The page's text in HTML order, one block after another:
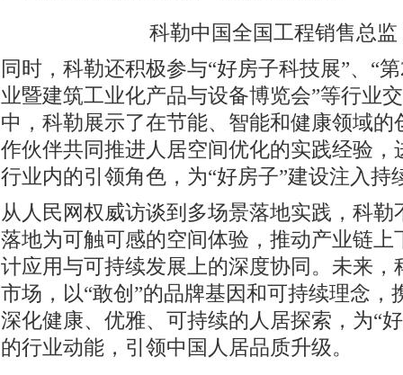
科勒中国全国工程销售总监
同时，科勒还积极参与“好房子科技展”、“
业暨建筑工业化产品与设备博览会”等行业
中，科勒展示了在节能、智能和健康领域的
作伙伴共同推进人居空间优化的实践经验，
行业内的引领角色，为“好房子”建设注入持
从人民网权威访谈到多场景落地实践，科勒
落地为可触可感的空间体验，推动产业链上
计应用与可持续发展上的深度协同。未来，
市场，以“敢创”的品牌基因和可持续理念，
深化健康、优雅、可持续的人居探索，为“
的行业动能，引领中国人居品质升级。